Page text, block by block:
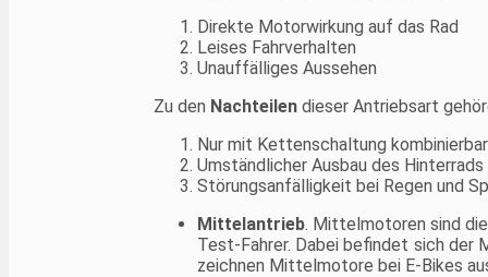
den längsten und härtesten
Fahrten komfortabel.
Direkte Motorwirkung auf das Rad
Leises Fahrverhalten
Unauffälliges Aussehen
Zu den Nachteilen dieser Antriebsart
Nur mit Kettenschaltung kombinierbar
Umständlicher Ausbau des
Störungsanfälligkeit bei Regen und
Mittelantrieb. Mittelmotoren sind
Test-Fahrer. Dabei befindet sich der
zeichnen Mittelmotore bei E-Bikes